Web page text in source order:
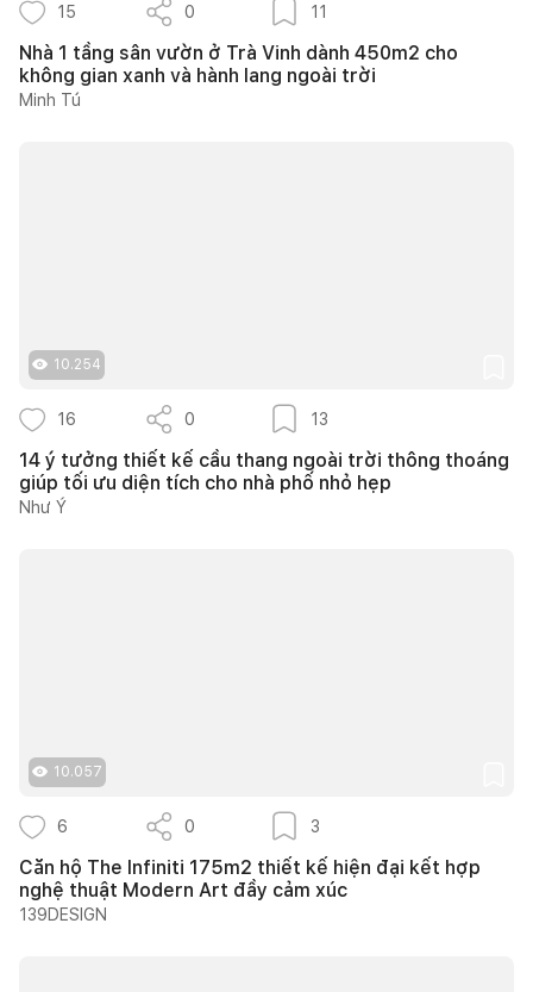
15 0 11
Nhà 1 tầng sân vườn ở Trà Vinh dành 450m2 cho
không gian xanh và hành lang ngoài trời
Minh Tú
10.254
16 0 13
14 ý tưởng thiết kế cầu thang ngoài trời thông thoáng
giúp tối ưu diện tích cho nhà phố nhỏ hẹp
Như Ý
10.057
6 0 3
Căn hộ The Infiniti 175m2 thiết kế hiện đại kết hợp
nghệ thuật Modern Art đầy cảm xúc
139DESIGN